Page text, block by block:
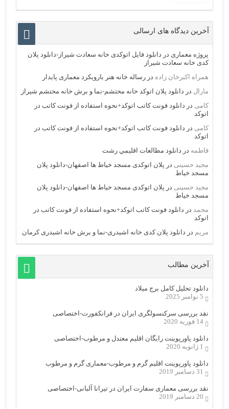
آخرین دیدگاه های ارسالی
پروژه معماری در دانلود فایل اتوکدی خانه سعادت شیراز-دانلود پلان
کدی خانه سعادت شیراز
همراه اکبرخان زاده دررساله خانه هنر بارویکرد معماری پایدار
مارال در دانلود پلان اتوکد خانه محتشم-نما و برش خانه محتشم شیراز
کامی در دانلود فونت کاتب اتوکد+نحوه استفاده از فونت کاتب در
اتوکد
کامی در دانلود فونت کاتب اتوکد+نحوه استفاده از فونت کاتب در
اتوکد
فاطمه در دانلود مطالعات اقليمي رشت
مجید حسینی در پلان اتوکدی مسجد خیاط ها اصفهان-دانلود پلان
مسجد خیاط
مجید حسینی در پلان اتوکدی مسجد خیاط ها اصفهان-دانلود پلان
مسجد خیاط
محمد در دانلود فونت کاتب اتوکد+نحوه استفاده از فونت کاتب در
اتوکد
مریم در دانلود پلان کدی خانه اشیدری-نما و برش خانه اشیدری کرمان
آخرین مطالب
دانلود تحلیل کامل برج میلاد
5 نوامبر 2025
نقد بررسی سرکنسولگری ایران در فرانکفورت-اختصاصی
14 فوریه 2020
دانلود پاورپوینت رایگان اقلیم معتدل و مرطوب-اختصاصی
1 ژانویه 2020
دانلود پاورپوینت اقلیم گرم و مرطوب-معماری گرم و مرطوب
31 دسامبر 2019
نقد بررسی معماری سفارت ایران در تیرانا آلبانی-اختصاصی
20 دسامبر 2019